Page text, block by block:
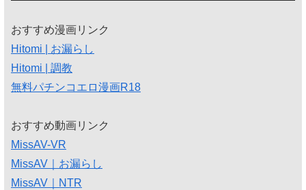
おすすめ漫画リンク
Hitomi | お漏らし
Hitomi | 調教
無料パチンコエロ漫画R18
おすすめ動画リンク
MissAV-VR
MissAV｜お漏らし
MissAV｜NTR